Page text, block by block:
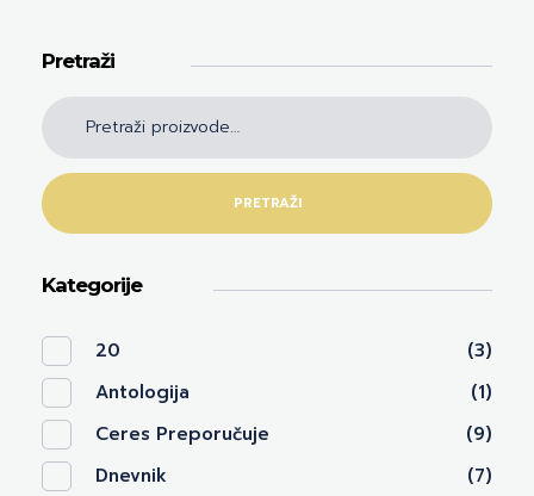
Pretraži
PRETRAŽI
Kategorije
20
(3)
Antologija
(1)
Ceres Preporučuje
(9)
Dnevnik
(7)